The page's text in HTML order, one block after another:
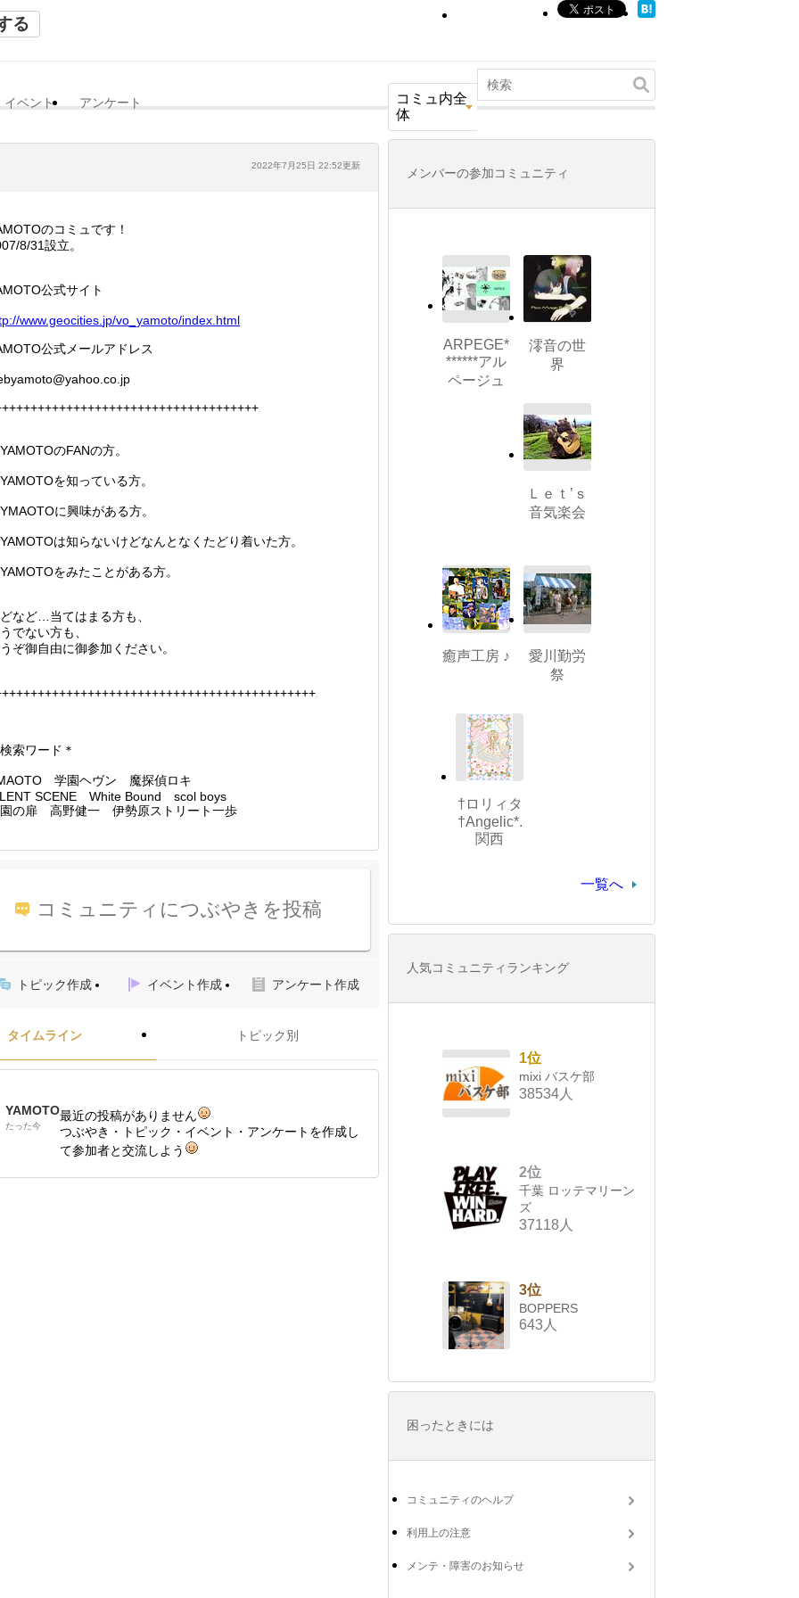
る
イベント アンケート
コミュ内全
体
2022年7月25日 22:52更新
のコミュです！
8/31設立。
公式サイト
www.geocities. jp/vo_yamoto/index.html
公式メールアドレス
のFANの方。
を知っている方。
に興味がある方。
は知らないけどなんとなくたどり着いた方。
をみたことがある方。
など…当てはまる方も、
でない方も、
ぞ御自由に御参加ください。
索ワード＊
学園ヘヴン 魔探偵ロキ
SCENE White Bound scol boys
の扉 高野健一 伊勢原ストリート一歩
コミュニティにつぶやきを投稿
トピック作成 イベント作成 アンケート作成
タイムライン トピック別
YAMOTO
たった今
最近の投稿がありません
つぶやき・トピック・イベント・アンケートを作成し
て参加者と交流しよう
メンバーの参加コミュニティ
ARPEGE*
******アル
ページュ
澪音の世
界
Ｌｅｔ’ｓ
音気楽会
癒声工房 ♪
愛川勤労
祭
†ロリィタ
†Angelic*.
関西
一覧へ
人気コミュニティランキング
1位
mixi バスケ部
38534人
2位
千葉 ロッテマリーン
ズ
37118人
3位
BOPPERS
643人
困ったときには
コミュニティのヘルプ
利用上の注意
メンテ・障害のお知らせ